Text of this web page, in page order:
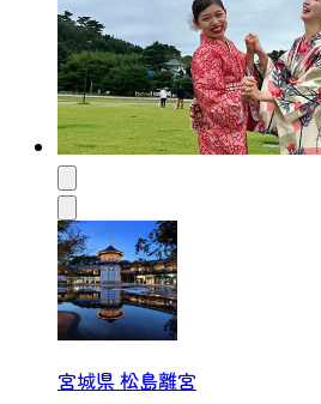
宮城県 松島離宮